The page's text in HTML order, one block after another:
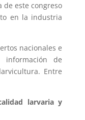
este congreso
en la industria
nacionales e
información de
Entre
larvaria y